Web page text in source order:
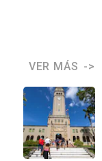
VER MÁS